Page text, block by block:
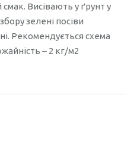
Висівають у ґрунт у
зелені посіви
Рекомендується схема
– 2 кг/м2